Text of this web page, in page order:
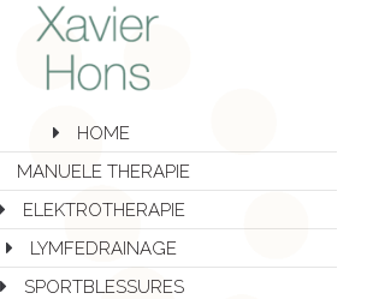
HOME
MANUELE THERAPIE
ELEKTROTHERAPIE
LYMFEDRAINAGE
SPORTBLESSURES